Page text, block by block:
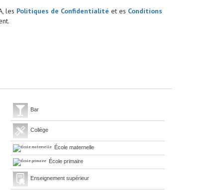
les Politiques de Confidentialité et es Conditions
Bar
Collège
École maternelle
École primaire
Enseignement supérieur